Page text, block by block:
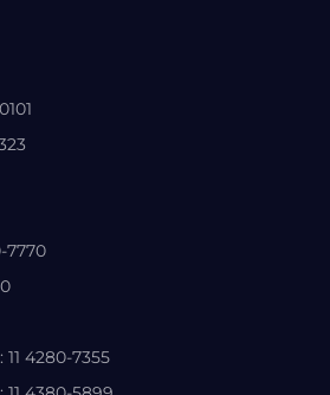
7770
4280-7355